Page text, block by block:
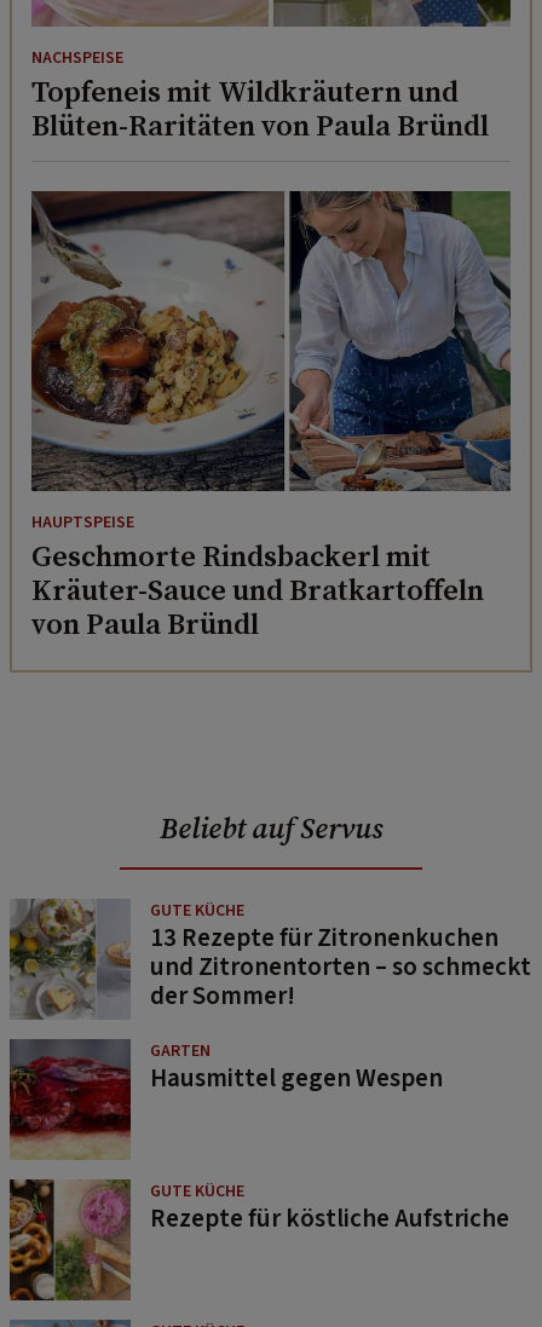
NACHSPEISE
Topfeneis mit Wildkräutern und
Blüten-Raritäten von Paula Bründl
HAUPTSPEISE
Geschmorte Rindsbackerl mit
Kräuter-Sauce und Bratkartoffeln
von Paula Bründl
Beliebt auf Servus
GUTE KÜCHE
13 Rezepte für Zitronenkuchen
und Zitronentorten – so schmeckt
der Sommer!
GARTEN
Hausmittel gegen Wespen
GUTE KÜCHE
Rezepte für köstliche Aufstriche